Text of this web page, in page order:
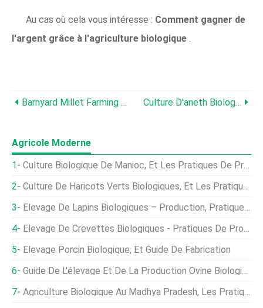
Au cas où cela vous intéresse : Comment gagner de
l'argent grâce à l'agriculture biologique
Barnyard Millet Farming – Pratiques De Production Culture D'aneth Biologique, Et Guide De Plantation
Agricole Moderne
Culture Biologique De Manioc, Et Les Pratiques De Production
Culture De Haricots Verts Biologiques, Et Les Pratiques De Production
Élevage De Lapins Biologiques – Production, Pratiques D'élevage
Élevage De Crevettes Biologiques - Pratiques De Production De Crevettes
Élevage Porcin Biologique, Et Guide De Fabrication
Guide De L'élevage Et De La Production Ovine Biologique
Agriculture Biologique Au Madhya Pradesh, Les Pratiques